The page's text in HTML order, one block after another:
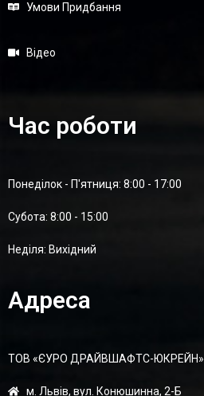
Умови Придбання
Відео
Час роботи
Понеділок - П'ятниця: 8:00 - 17:00
Суботa: 8:00 - 15:00
Неділя: Вихідний
Адреса
ТОВ «ЄУРО ДРАЙВШАФТC-ЮКРЕЙН»
м. Львів, вул. Конюшинна, 2-Б